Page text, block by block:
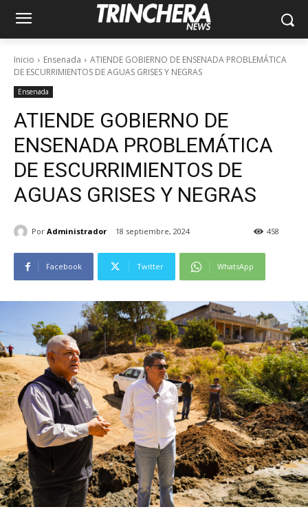
Inicio Ensenada
ATIENDE GOBIERNO DE ENSENADA PROBLEMÁTICA
DE ESCURRIMIENTOS DE AGUAS GRISES Y NEGRAS
Ensenada
ATIENDE GOBIERNO DE
ENSENADA PROBLEMÁTICA
DE ESCURRIMIENTOS DE
AGUAS GRISES Y NEGRAS
Por Administrador 18 septiembre, 2024 458
Facebook Twitter WhatsApp